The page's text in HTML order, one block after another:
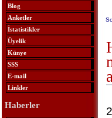
Blog
Anketler
İstatistikler
Üyelik
Künye
SSS
E-mail
Linkler
Haberler